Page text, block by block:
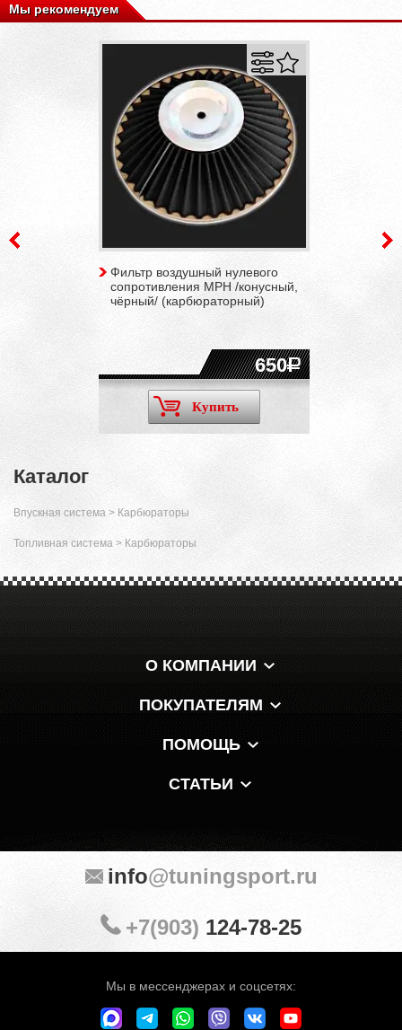
Мы рекомендуем
Фильтр воздушный нулевого
сопротивления MPH /конусный,
чёрный/ (карбюраторный)
650
Купить
Каталог
Впускная система > Карбюраторы
Топливная система > Карбюраторы
О КОМПАНИИ
ПОКУПАТЕЛЯМ
ПОМОЩЬ
СТАТЬИ
Мы в мессенджерах и соцсетях:
info@tuningsport.ru
+7(903) 124-78-25